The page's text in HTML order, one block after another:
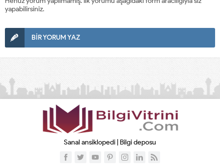
yapabilirsiniz.
BİR YORUM YAZ
Sanal ansiklopedi | Bilgi deposu